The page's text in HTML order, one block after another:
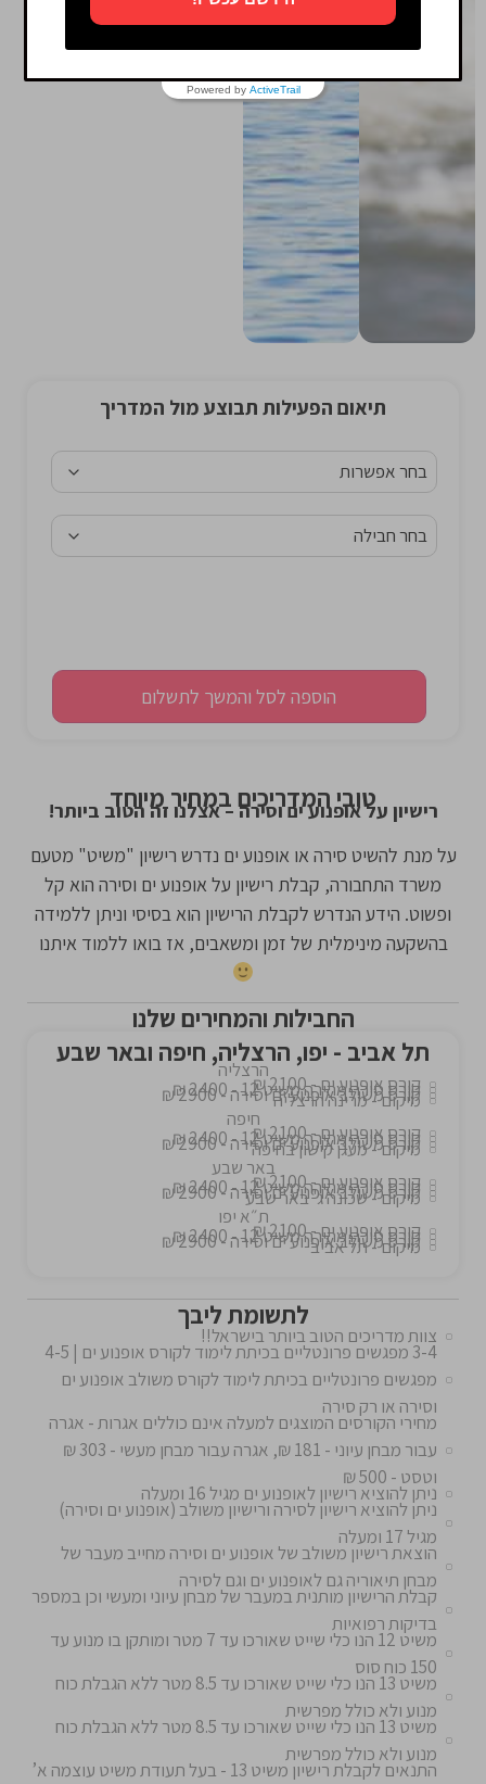
תיאום הפעילות תבוצע מול המדריך
הוספה לסל והמשך לתשלום
טובי המדריכים במחיר מיוחד
רישיון על אופנוע ים וסירה – אצלנו זה הטוב ביותר!
על מנת להשיט סירה או אופנוע ים נדרש רישיון "משיט" מטעם
משרד התחבורה, קבלת רישיון על אופנוע ים וסירה הוא קל
ופשוט. הידע הנדרש לקבלת הרישיון הוא בסיסי וניתן ללמידה
בהשקעה מינימלית של זמן ומשאבים, אז בואו ללמוד איתנו
החבילות והמחירים שלנו
תל אביב - יפו, הרצליה, חיפה ובאר שבע
הרצליה
קורס אופנוע ים - 2100 ₪
קורס סירה מהירה משיט 12 - 2400 ₪
קורס משולב אופנוע ים וסירה - 2900 ₪
מיקום - מרינה הרצליה
חיפה
קורס אופנוע ים - 2100 ₪
קורס סירה מהירה משיט 12 - 2400 ₪
קורס משולב אופנוע ים וסירה - 2900 ₪
מיקום - מעגן קישון בחיפה
באר שבע
קורס אופנוע ים - 2100 ₪
קורס סירה מהירה משיט 12 - 2400 ₪
קורס משולב אופנוע ים וסירה - 2900 ₪
מיקום - שכונה ג' באר שבע
ת״א יפו
קורס אופנוע ים - 2100 ₪
קורס סירה מהירה משיט 12 - 2400 ₪
קורס משולב אופנוע ים וסירה - 2900 ₪
מיקום - תל אביב
לתשומת ליבך
צוות מדריכים הטוב ביותר בישראל!!
3-4 מפגשים פרונטליים בכיתת לימוד לקורס אופנוע ים | 4-5
מפגשים פרונטליים בכיתת לימוד לקורס משולב אופנוע ים
וסירה או רק סירה
מחירי הקורסים המוצגים למעלה אינם כוללים אגרות - אגרה
עבור מבחן עיוני - 181 ₪, אגרה עבור מבחן מעשי - 303 ₪
וטסט - 500 ₪
ניתן להוציא רישיון לאופנוע ים מגיל 16 ומעלה
ניתן להוציא רישיון לסירה ורישיון משולב (אופנוע ים וסירה)
מגיל 17 ומעלה
הוצאת רישיון משולב של אופנוע ים וסירה מחייב מעבר של
מבחן תיאוריה גם לאופנוע ים וגם לסירה
קבלת הרישיון מותנית במעבר של מבחן עיוני ומעשי וכן במספר
בדיקות רפואיות
משיט 12 הנו כלי שייט שאורכו עד 7 מטר ומותקן בו מנוע עד
150 כוח סוס
משיט 13 הנו כלי שייט שאורכו עד 8.5 מטר ללא הגבלת כוח
מנוע ולא כולל מפרשית
משיט 13 הנו כלי שייט שאורכו עד 8.5 מטר ללא הגבלת כוח
מנוע ולא כולל מפרשית
התנאים לקבלת רישיון משיט 13 - בעל תעודת משיט עוצמה א’
Powered by ActiveTrail